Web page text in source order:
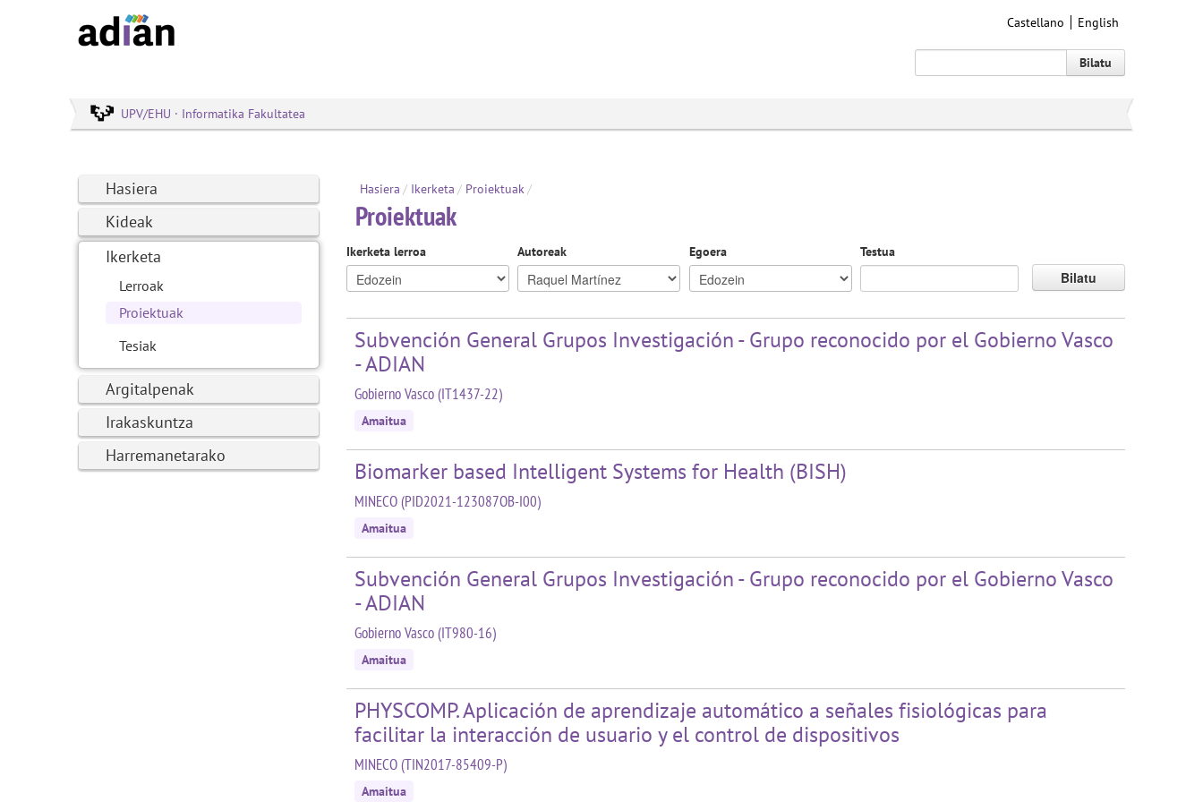
Castellano English
Bilatu
UPV/EHU · Informatika Fakultatea
Hasiera
Kideak
Ikerketa
Lerroak
Proiektuak
Tesiak
Argitalpenak
Irakaskuntza
Harremanetarako
Hasiera / Ikerketa / Proiektuak/
Proiektuak
Ikerketa lerroa Autoreak Egoera Testua
Bilatu
Subvención General Grupos Investigación - Grupo reconocido por el Gobierno Vasco
- ADIAN
Gobierno Vasco (IT1437-22)
Amaitua
Biomarker based Intelligent Systems for Health (BISH)
MINECO (PID2021-123087OB-I00)
Amaitua
Subvención General Grupos Investigación - Grupo reconocido por el Gobierno Vasco
- ADIAN
Gobierno Vasco (IT980-16)
Amaitua
PHYSCOMP. Aplicación de aprendizaje automático a señales fisiológicas para
facilitar la interacción de usuario y el control de dispositivos
MINECO (TIN2017-85409-P)
Amaitua